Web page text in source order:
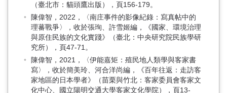
（臺北市：貓頭鷹出版），頁156-179。
陳偉智，2022，〈南庄事件的影像紀錄：寫真帖中的
理蕃戰爭〉，收於張珣、許雪姬編，《國家、環境治理
與原住民族的文化實踐》（臺北：中央研究院民族學研
究所），頁47-71。
陳偉智，2021，〈伊能嘉矩：殖民地人類學與客家書
寫〉，收於簡美玲、河合洋尚編，《百年往返：走訪客
家地區的日本學者》（苗栗與竹北：客家委員會客家文
化中心、國立陽明交通大學客家文化學院），頁13-